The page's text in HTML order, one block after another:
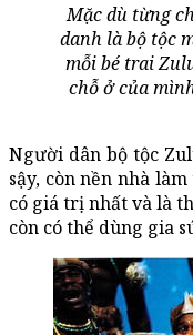
Mặc dù từng
danh là bộ tộc
mỗi bé trai
chỗ ở của
Người dân bộ tộc
sậy, còn nền nhà
có giá trị nhất và là
còn có thể dùng gia